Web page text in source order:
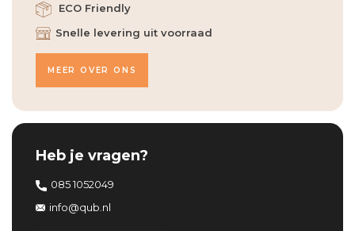
Heb je vragen?
085 1052049
info@qub.nl
ECO Friendly
Snelle levering uit voorraad
MEER OVER ONS